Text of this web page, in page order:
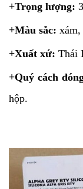
+Trọng lượng:
+Màu sắc: xám,
+Xuất xứ: Thái
+Quý cách
hộp.